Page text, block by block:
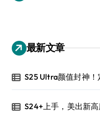
最新文章
S25 Ultra颜值封神！
S24+上手，美出新高